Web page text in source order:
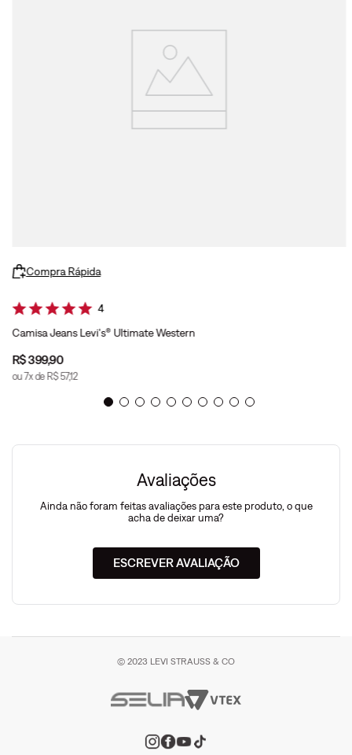
Compra Rápida
4
Camisa Jeans Levi's® Ultimate Western
R$399,90
ou7x de R$ 57,12
Avaliações
Ainda não foram feitas avaliações para este produto, o que
acha de deixar uma?
ESCREVER AVALIAÇÃO
© 2023 LEVI STRAUSS & CO